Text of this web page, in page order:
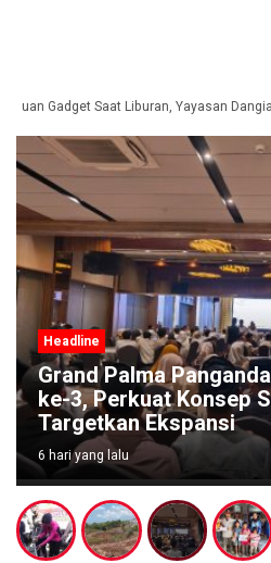
Gadget Saat Liburan, Yayasan
Headline
Grand Palma
ke-3, Perkuat Konsep
Targetkan Ekspansi
6 hari yang lalu